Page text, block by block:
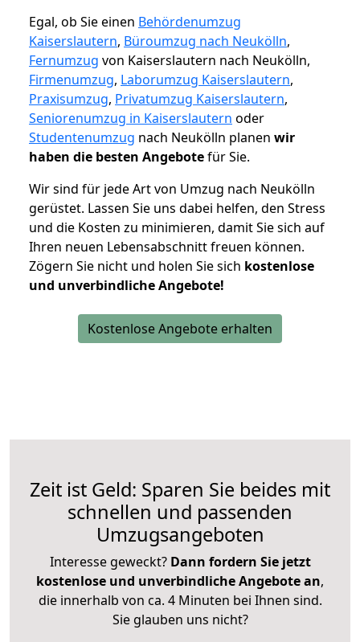
Egal, ob Sie einen Behördenumzug
Kaiserslautern, Büroumzug nach Neukölln,
Fernumzug von Kaiserslautern nach Neukölln,
Firmenumzug, Laborumzug Kaiserslautern,
Praxisumzug, Privatumzug Kaiserslautern,
Seniorenumzug in Kaiserslautern oder
Studentenumzug nach Neukölln planen wir
haben die besten Angebotefür Sie.
Wir sind für jede Art von Umzug nach Neukölln
gerüstet. Lassen Sie uns dabei helfen, den Stress
und die Kosten zu minimieren, damit Sie sich auf
Ihren neuen Lebensabschnitt freuen können.
Zögern Sie nicht und holen Sie sich kostenlose
und unverbindliche Angebote!
Kostenlose Angebote erhalten
Zeit ist Geld: Sparen Sie beides mit
schnellen und passenden
Umzugsangeboten
Interesse geweckt? Dann fordern Sie jetzt
kostenlose und unverbindliche Angebote an,
die innerhalb von ca. 4 Minuten bei Ihnen sind.
Sie glauben uns nicht?